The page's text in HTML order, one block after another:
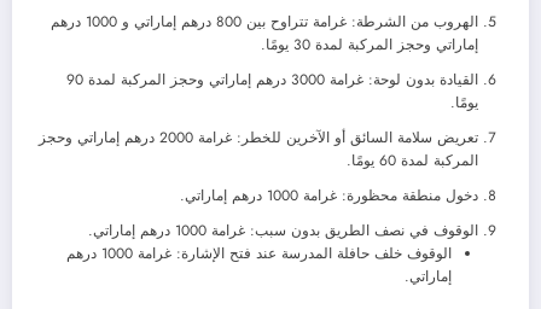
الهروب من الشرطة: غرامة تتراوح بين 800 درهم إماراتي و 1000 درهم
إماراتي وحجز المركبة لمدة 30 يومًا.
القيادة بدون لوحة: غرامة 3000 درهم إماراتي وحجز المركبة لمدة 90
يومًا.
تعريض سلامة السائق أو الآخرين للخطر: غرامة 2000 درهم إماراتي وحجز
المركبة لمدة 60 يومًا.
دخول منطقة محظورة: غرامة 1000 درهم إماراتي.
الوقوف في نصف الطريق بدون سبب: غرامة 1000 درهم إماراتي.
الوقوف خلف حافلة المدرسة عند فتح الإشارة: غرامة 1000 درهم
إماراتي.